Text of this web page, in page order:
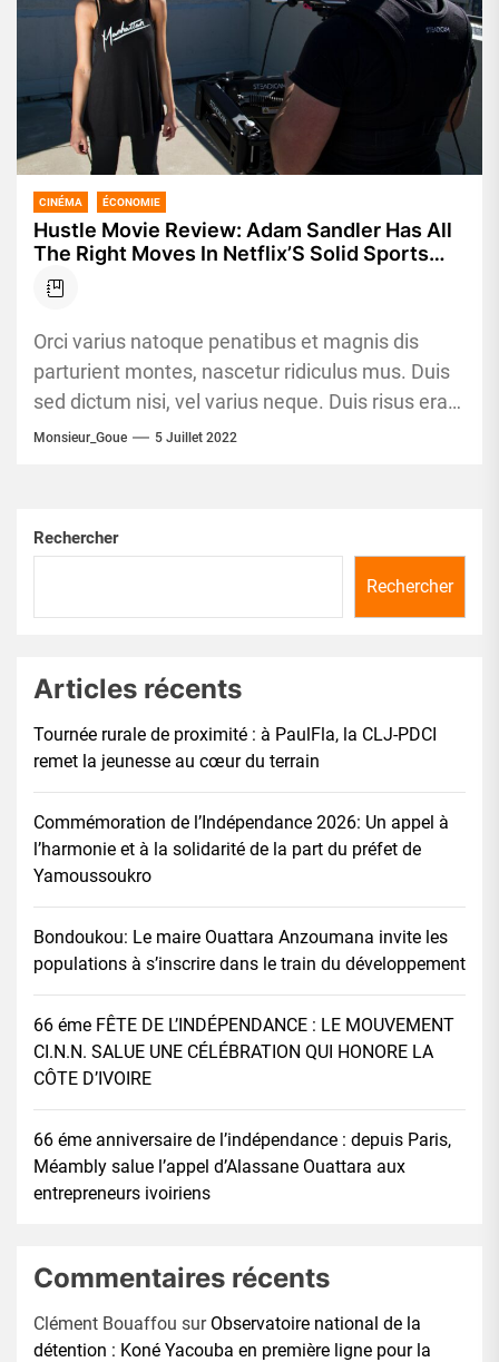
CINÉMA ÉCONOMIE
Hustle Movie Review: Adam Sandler Has All
The Right Moves In Netflix’S Solid Sports
Film
Orci varius natoque penatibus et magnis dis
parturient montes, nascetur ridiculus mus. Duis
sed dictum nisi, vel varius neque. Duis risus erat,
egestas et est...
Monsieur_Goue 5 Juillet 2022
Rechercher
Rechercher
Articles récents
Tournée rurale de proximité : à PaulFla, la CLJ-PDCI
remet la jeunesse au cœur du terrain
Commémoration de l’Indépendance 2026: Un appel à
l’harmonie et à la solidarité de la part du préfet de
Yamoussoukro
Bondoukou: Le maire Ouattara Anzoumana invite les
populations à s’inscrire dans le train du développement
66 éme FÊTE DE L’INDÉPENDANCE : LE MOUVEMENT
CI.N.N. SALUE UNE CÉLÉBRATION QUI HONORE LA
CÔTE D’IVOIRE
66 éme anniversaire de l’indépendance : depuis Paris,
Méambly salue l’appel d’Alassane Ouattara aux
entrepreneurs ivoiriens
Commentaires récents
Clément Bouaffou sur Observatoire national de la
détention : Koné Yacouba en première ligne pour la